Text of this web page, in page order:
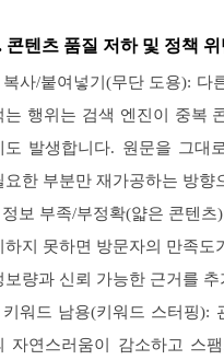
콘텐츠 품질 저하 및 정책
사/붙여넣기(무단 도용): 다
는 행위는 검색 엔진이 중복
도 발생합니다. 원문을 그대
요한 부분만 재가공하는 방향
보 부족/부정확(얇은 콘텐츠
하지 못하면 방문자의 만족도
보량과 신뢰 가능한 근거를
키워드 남용(키워드 스터핑):
자연스러움이 감소하고 스